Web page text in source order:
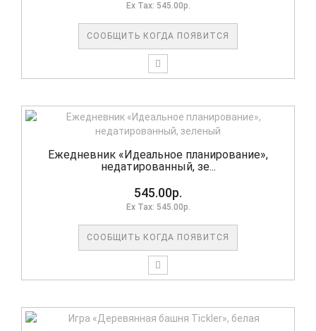
Ex Tax: 545.00р.
СООБЩИТЬ КОГДА ПОЯВИТСЯ
Ежедневник «Идеальное планирование»,
недатированный, зе...
545.00р.
Ex Tax: 545.00р.
СООБЩИТЬ КОГДА ПОЯВИТСЯ